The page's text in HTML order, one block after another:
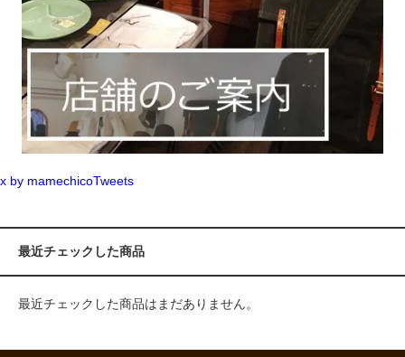
x by mamechicoTweets
最近チェックした商品
最近チェックした商品はまだありません。